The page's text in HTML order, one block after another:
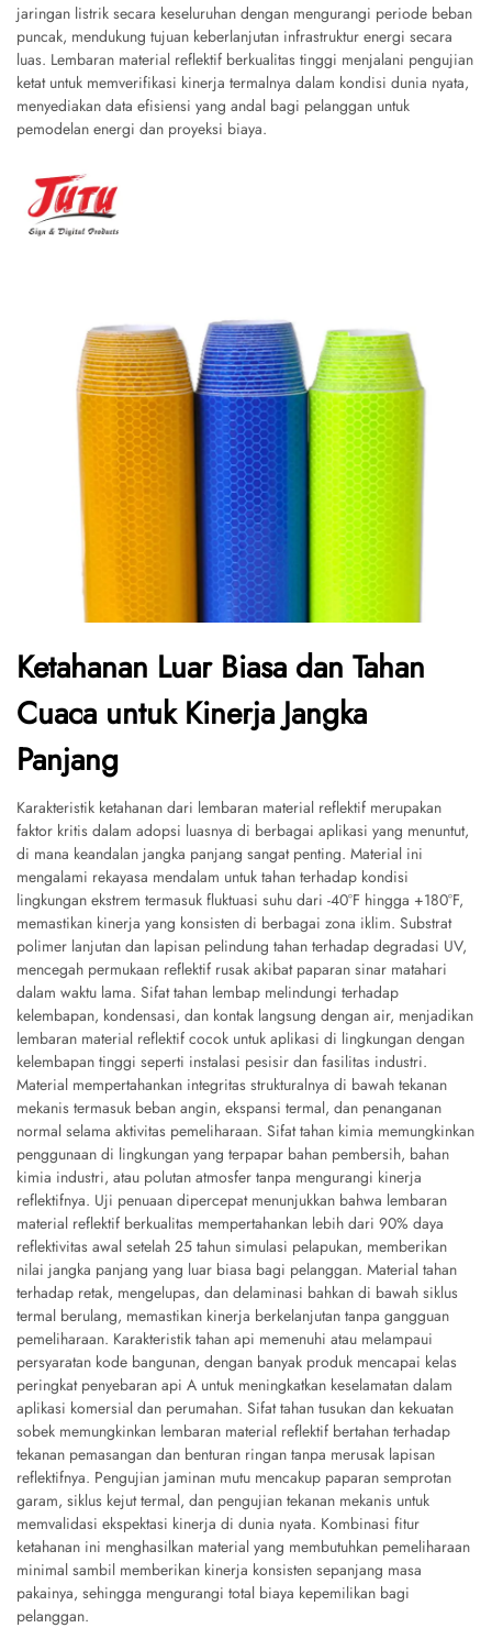
jaringan listrik secara keseluruhan dengan mengurangi periode beban
puncak, mendukung tujuan keberlanjutan infrastruktur energi secara
luas. Lembaran material reflektif berkualitas tinggi menjalani pengujian
ketat untuk memverifikasi kinerja termalnya dalam kondisi dunia nyata,
menyediakan data efisiensi yang andal bagi pelanggan untuk
pemodelan energi dan proyeksi biaya.
Ketahanan Luar Biasa dan Tahan
Cuaca untuk Kinerja Jangka
Panjang
Karakteristik ketahanan dari lembaran material reflektif merupakan
faktor kritis dalam adopsi luasnya di berbagai aplikasi yang menuntut,
di mana keandalan jangka panjang sangat penting. Material ini
mengalami rekayasa mendalam untuk tahan terhadap kondisi
lingkungan ekstrem termasuk fluktuasi suhu dari -40°F hingga +180°F,
memastikan kinerja yang konsisten di berbagai zona iklim. Substrat
polimer lanjutan dan lapisan pelindung tahan terhadap degradasi UV,
mencegah permukaan reflektif rusak akibat paparan sinar matahari
dalam waktu lama. Sifat tahan lembap melindungi terhadap
kelembapan, kondensasi, dan kontak langsung dengan air, menjadikan
lembaran material reflektif cocok untuk aplikasi di lingkungan dengan
kelembapan tinggi seperti instalasi pesisir dan fasilitas industri.
Material mempertahankan integritas strukturalnya di bawah tekanan
mekanis termasuk beban angin, ekspansi termal, dan penanganan
normal selama aktivitas pemeliharaan. Sifat tahan kimia memungkinkan
penggunaan di lingkungan yang terpapar bahan pembersih, bahan
kimia industri, atau polutan atmosfer tanpa mengurangi kinerja
reflektifnya. Uji penuaan dipercepat menunjukkan bahwa lembaran
material reflektif berkualitas mempertahankan lebih dari 90% daya
reflektivitas awal setelah 25 tahun simulasi pelapukan, memberikan
nilai jangka panjang yang luar biasa bagi pelanggan. Material tahan
terhadap retak, mengelupas, dan delaminasi bahkan di bawah siklus
termal berulang, memastikan kinerja berkelanjutan tanpa gangguan
pemeliharaan. Karakteristik tahan api memenuhi atau melampaui
persyaratan kode bangunan, dengan banyak produk mencapai kelas
peringkat penyebaran api A untuk meningkatkan keselamatan dalam
aplikasi komersial dan perumahan. Sifat tahan tusukan dan kekuatan
sobek memungkinkan lembaran material reflektif bertahan terhadap
tekanan pemasangan dan benturan ringan tanpa merusak lapisan
reflektifnya. Pengujian jaminan mutu mencakup paparan semprotan
garam, siklus kejut termal, dan pengujian tekanan mekanis untuk
memvalidasi ekspektasi kinerja di dunia nyata. Kombinasi fitur
ketahanan ini menghasilkan material yang membutuhkan pemeliharaan
minimal sambil memberikan kinerja konsisten sepanjang masa
pakainya, sehingga mengurangi total biaya kepemilikan bagi
pelanggan.